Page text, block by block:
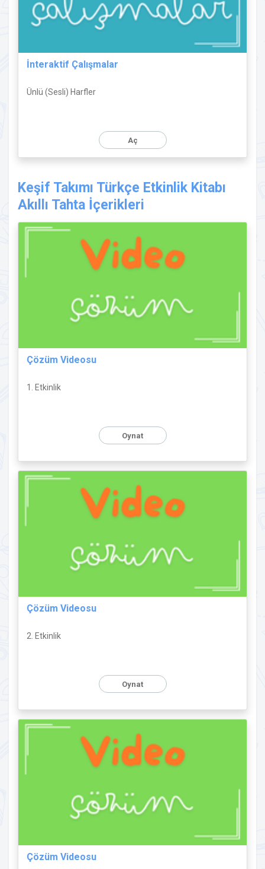
İnteraktif Çalışmalar
Ünlü (Sesli) Harfler
Aç
Keşif Takımı Türkçe Etkinlik Kitabı
Akıllı Tahta İçerikleri
Çözüm Videosu
1. Etkinlik
Oynat
Çözüm Videosu
2. Etkinlik
Oynat
Çözüm Videosu